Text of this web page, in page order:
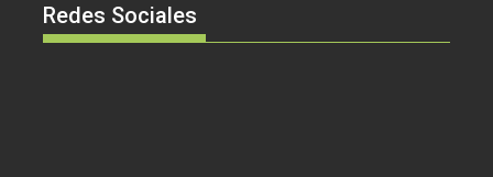
Redes Sociales